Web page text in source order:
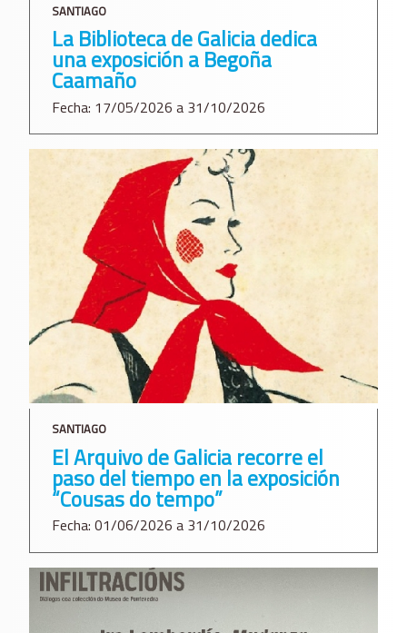
SANTIAGO
La Biblioteca de Galicia dedica
una exposición a Begoña
Caamaño
Fecha: 17/05/2026 a 31/10/2026
SANTIAGO
El Arquivo de Galicia recorre el
paso del tiempo en la exposición
“Cousas do tempo”
Fecha: 01/06/2026 a 31/10/2026